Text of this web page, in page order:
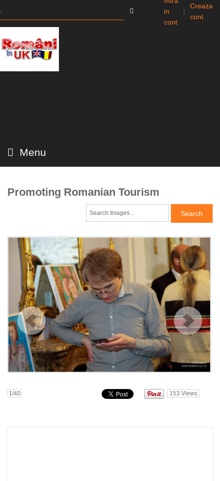
in
cont
|
Creaza
cont
Menu
Promoting Romanian Tourism
1/40 153 Views